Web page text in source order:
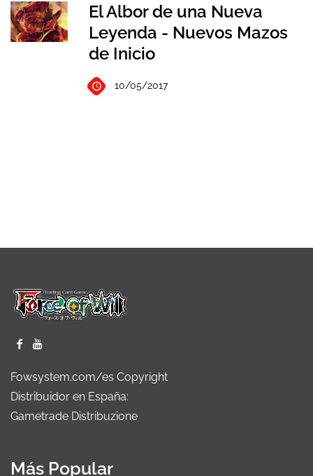
El Albor de una Nueva
Leyenda - Nuevos Mazos
de Inicio
10/05/2017
Fowsystem.com/es Copyright
Distribuidor en España:
Gametrade Distribuzione
Más Popular